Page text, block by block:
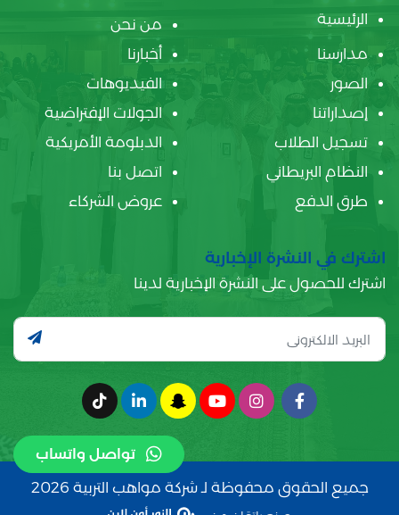
تواصل واتساب
الرئيسية
من نحن
مدارسنا
أخبارنا
الصور
الفيديوهات
إصداراتنا
الجولات الإفتراضية
تسجيل الطلاب
الدبلومة الأمريكية
النظام البريطاني
اتصل بنا
طرق الدفع
عروض الشركاء
اشترك في النشرة الإخبارية
اشترك للحصول على النشرة الإخبارية لدينا
جميع الحقوق محفوظة لـ شركة مواهب التربية 2026